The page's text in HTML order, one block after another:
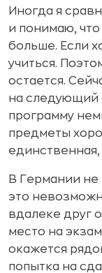
Иногда я
и понимаю,
больше. Если
учиться.
остается.
на следующий
программу
предметы
единственная,
В Германии не
это
вдалеке друг
место на
окажется
попытка на